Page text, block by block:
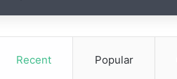
Recent Popular